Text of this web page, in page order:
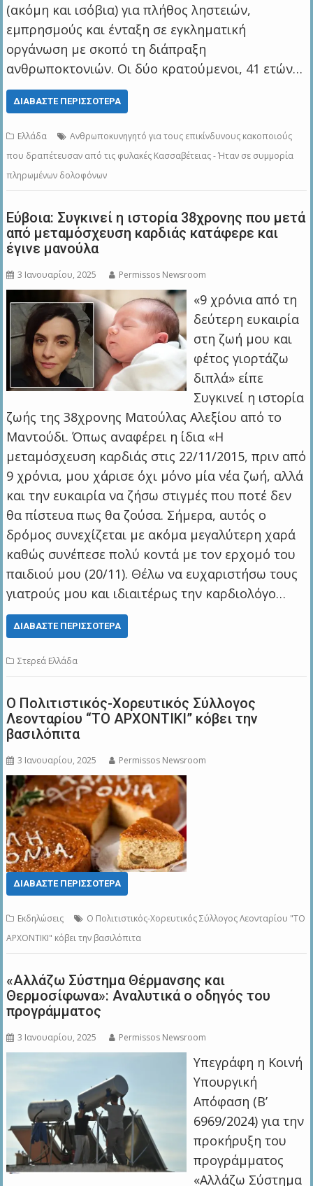
(ακόμη και ισόβια) για πλήθος ληστειών,
εμπρησμούς και ένταξη σε εγκληματική
οργάνωση με σκοπό τη διάπραξη
ανθρωποκτονιών. Οι δύο κρατούμενοι, 41 ετών…
ΔΙΑΒΆΣΤΕ ΠΕΡΙΣΣΌΤΕΡΑ
Ελλάδα
Ανθρωποκυνηγητό για τους επικίνδυνους κακοποιούς
που δραπέτευσαν από τις φυλακές Κασσαβέτειας - Ήταν σε συμμορία
πληρωμένων δολοφόνων
Εύβοια: Συγκινεί η ιστορία 38χρονης που μετά
από μεταμόσχευση καρδιάς κατάφερε και
έγινε μανούλα
3 Ιανουαρίου, 2025 Permissos Newsroom
«9 χρόνια από τη
δεύτερη ευκαιρία
στη ζωή μου και
φέτος γιορτάζω
διπλά» είπε
Συγκινεί η ιστορία
ζωής της 38χρονης Ματούλας Αλεξίου από το
Μαντούδι. Όπως αναφέρει η ίδια «Η
μεταμόσχευση καρδιάς στις 22/11/2015, πριν από
9 χρόνια, μου χάρισε όχι μόνο μία νέα ζωή, αλλά
και την ευκαιρία να ζήσω στιγμές που ποτέ δεν
θα πίστευα πως θα ζούσα. Σήμερα, αυτός ο
δρόμος συνεχίζεται με ακόμα μεγαλύτερη χαρά
καθώς συνέπεσε πολύ κοντά με τον ερχομό του
παιδιού μου (20/11). Θέλω να ευχαριστήσω τους
γιατρούς μου και ιδιαιτέρως την καρδιολόγο…
ΔΙΑΒΆΣΤΕ ΠΕΡΙΣΣΌΤΕΡΑ
Στερεά Ελλάδα
O Πολιτιστικός-Χορευτικός Σύλλογος
Λεονταρίου “ΤΟ ΑΡΧΟΝΤΙΚΙ” κόβει την
βασιλόπιτα
3 Ιανουαρίου, 2025 Permissos Newsroom
ΔΙΑΒΆΣΤΕ ΠΕΡΙΣΣΌΤΕΡΑ
Εκδηλώσεις
O Πολιτιστικός-Χορευτικός Σύλλογος Λεονταρίου "ΤΟ
ΑΡΧΟΝΤΙΚΙ" κόβει την βασιλόπιτα
«Αλλάζω Σύστημα Θέρμανσης και
Θερμοσίφωνα»: Αναλυτικά ο οδηγός του
προγράμματος
3 Ιανουαρίου, 2025 Permissos Newsroom
Υπεγράφη η Κοινή
Υπουργική
Απόφαση (Β’
6969/2024) για την
προκήρυξη του
προγράμματος
«Αλλάζω Σύστημα